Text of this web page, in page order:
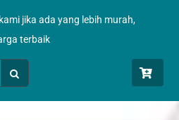
jika ada yang lebih murah,
terbaik